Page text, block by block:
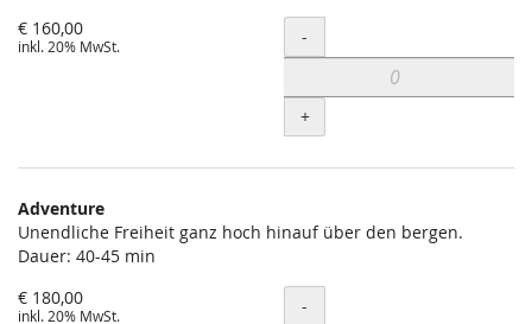
€ 160,00
inkl. 20% MwSt. Menge
-
+
Adventure
Unendliche Freiheit ganz hoch hinauf über den bergen.
Dauer: 40-45 min
€ 180,00
inkl. 20% MwSt. Menge
-